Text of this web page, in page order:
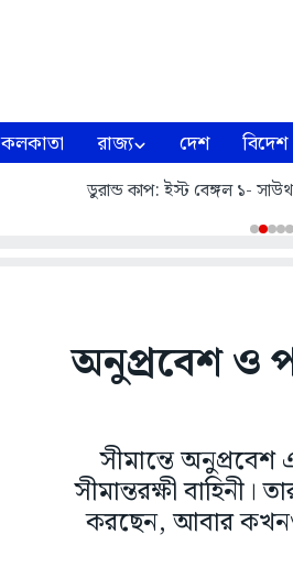
কলকাতা রাজ্য দেশ বিদেশ
ডুরান্ড কাপ: ইস্ট বেঙ্গল ১-
অনুপ্রবেশ ও
সীমান্তে
সীমান্তরক্ষী
করছেন, আবার কখনও